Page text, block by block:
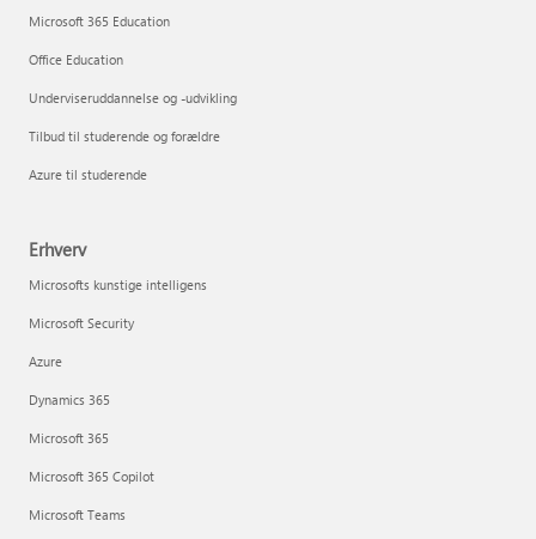
Microsoft 365 Education
Office Education
Underviseruddannelse og -udvikling
Tilbud til studerende og forældre
Azure til studerende
Erhverv
Microsofts kunstige intelligens
Microsoft Security
Azure
Dynamics 365
Microsoft 365
Microsoft 365 Copilot
Microsoft Teams